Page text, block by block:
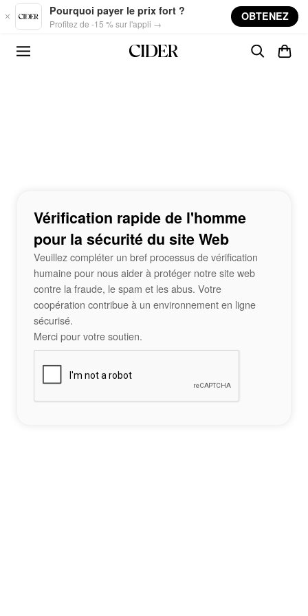
Skip to main content
Pourquoi payer le prix fort ?
Profitez de -15 % sur l'appli →
OBTENEZ
Vérification rapide de l'homme
pour la sécurité du site Web
Veuillez compléter un bref processus de vérification
humaine pour nous aider à protéger notre site web
contre la fraude, le spam et les abus. Votre
coopération contribue à un environnement en ligne
sécurisé.
Merci pour votre soutien.